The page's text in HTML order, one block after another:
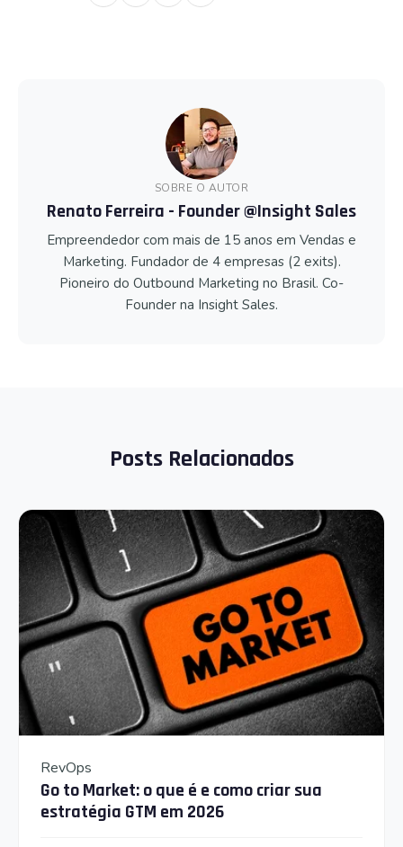
SOBRE O AUTOR
Renato Ferreira - Founder @Insight Sales
Empreendedor com mais de 15 anos em Vendas e
Marketing. Fundador de 4 empresas (2 exits).
Pioneiro do Outbound Marketing no Brasil. Co-
Founder na Insight Sales.
Posts Relacionados
RevOps
Go to Market: o que é e como criar sua
estratégia GTM em 2026